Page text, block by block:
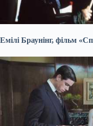
Емілі Браунінг, фільм